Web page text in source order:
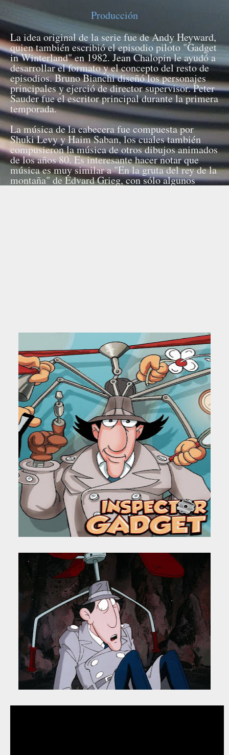
Producción
La idea original de la serie fue de Andy Heyward,
quien también escribió el episodio piloto "Gadget
in Winterland" en 1982. Jean Chalopin le ayudó a
desarrollar el formato y el concepto del resto de
episodios. Bruno Bianchi diseñó los personajes
principales y ejerció de director supervisor. Peter
Sauder fue el escritor principal durante la primera
temporada.
La música de la cabecera fue compuesta por
Shuki Levy y Haim Saban, los cuales también
compusieron la música de otros dibujos animados
de los años 80. Es interesante hacer notar que
música es muy similar a "En la gruta del rey de la
montaña" de Edvard Grieg, con sólo algunos